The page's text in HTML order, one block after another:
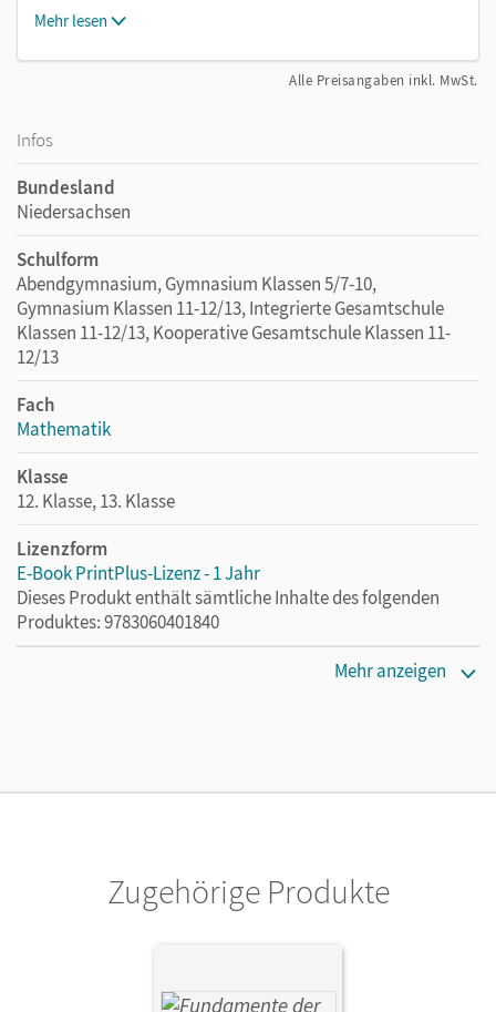
Mehr lesen
Alle Preisangaben inkl. MwSt.
Infos
Bundesland
Niedersachsen
Schulform
Abendgymnasium, Gymnasium Klassen 5/7-10,
Gymnasium Klassen 11-12/13, Integrierte Gesamtschule
Klassen 11-12/13, Kooperative Gesamtschule Klassen 11-
12/13
Fach
Mathematik
Klasse
12. Klasse, 13. Klasse
Lizenzform
E-Book PrintPlus-Lizenz - 1 Jahr
Dieses Produkt enthält sämtliche Inhalte des folgenden
Produktes: 9783060401840
ein Jahr lang ergänzend zum Print-Titel nutzen möchten.
Cornelsen Verlag
Mehr anzeigen
Zugehörige Produkte